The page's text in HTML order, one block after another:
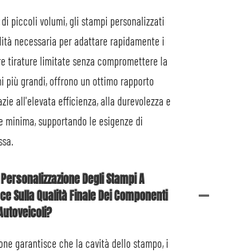
piccoli volumi, gli stampi personalizzati
necessaria per adattare rapidamente i
tirature limitate senza compromettere la
più grandi, offrono un ottimo rapporto
all'elevata efficienza, alla durevolezza e
minima, supportando le esigenze di
Degli Stampi A
Sulla Qualità Finale Dei Componenti
garantisce che la cavità dello stampo, i